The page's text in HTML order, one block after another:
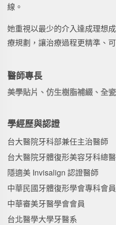
線。
她重視以最少的介入達成理想
療規劃，讓治療過程更精準、
醫師專長
美學貼片、仿生樹脂補綴、全
學經歷與認證
台大醫院牙科部兼任主治醫師
台大醫院牙體復形美容牙科總
隱適美 Invisalign 認證醫師
中華民國牙體復形學會專科會員
中華審美牙醫學會會員
台北醫學大學牙醫系